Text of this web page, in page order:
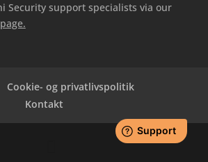
Security support specialists via our
Cookie- og privatlivspolitik
Kontakt